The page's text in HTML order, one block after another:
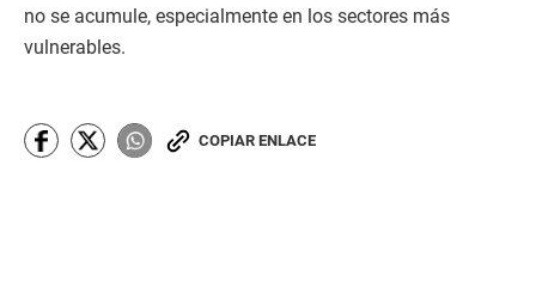
no se acumule, especialmente en los sectores más
vulnerables.
COPIAR ENLACE